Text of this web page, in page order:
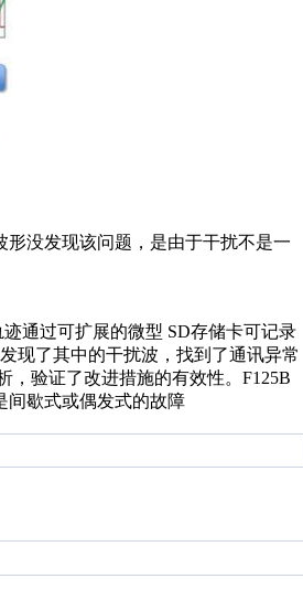
形没发现该问题，是由于干扰不是一
通过可扩展的微型 SD存储卡可记录
现了其中的干扰波，找到了通讯异常
，验证了改进措施的有效性。F125B
间歇式或偶发式的故障